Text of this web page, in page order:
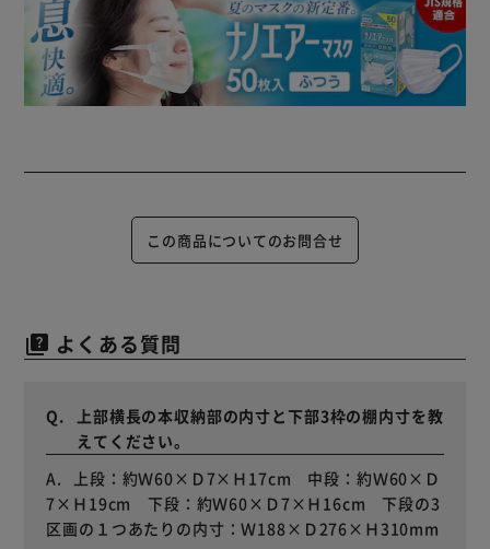
この商品についてのお問合せ
quiz よくある質問
上部横長の本収納部の内寸と下部3枠の棚内寸を教
えてください。
上段：約Ｗ60×Ｄ7×Ｈ17cm 中段：約Ｗ60×Ｄ
7×Ｈ19cm 下段：約Ｗ60×Ｄ7×Ｈ16cm 下段の3
区画の１つあたりの内寸：Ｗ188×Ｄ276×Ｈ310mm